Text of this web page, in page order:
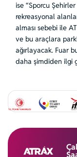
ise “Sporcu
rekreasyonal
alması sebebi ile
ve bu araçlara
ağırlayacak. Fuar
daha şimdiden ilgi